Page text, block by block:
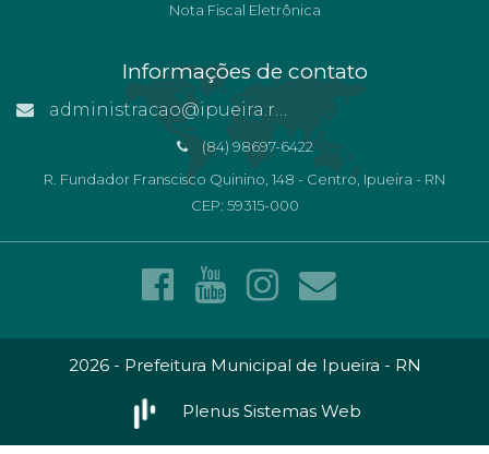
Nota Fiscal Eletrônica
Informações de contato
administracao@ipueira.rn.gov.br
(84) 98697-6422
R. Fundador Franscisco Quinino, 148 - Centro, Ipueira - RN
CEP: 59315-000
2026 - Prefeitura Municipal de Ipueira - RN
Plenus Sistemas Web